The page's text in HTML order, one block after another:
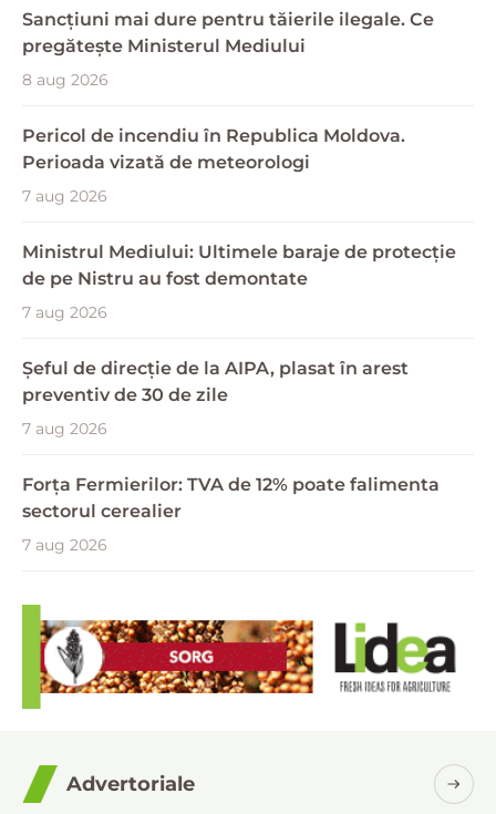
Sancțiuni mai dure pentru tăierile ilegale. Ce
pregătește Ministerul Mediului
8 aug 2026
Pericol de incendiu în Republica Moldova.
Perioada vizată de meteorologi
7 aug 2026
Ministrul Mediului: Ultimele baraje de protecție
de pe Nistru au fost demontate
7 aug 2026
Șeful de direcție de la AIPA, plasat în arest
preventiv de 30 de zile
7 aug 2026
Forța Fermierilor: TVA de 12% poate falimenta
sectorul cerealier
7 aug 2026
Advertoriale